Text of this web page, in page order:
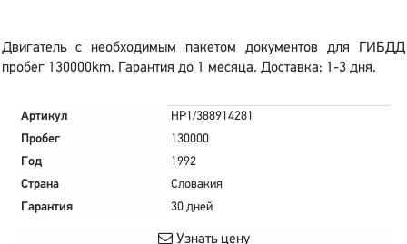
Двигатель с необходимым пакетом документов для ГИБДД
пробег 130000km. Гарантия до 1 месяца. Доставка: 1-3 дня.
Артикул
HP1/388914281
Пробег
130000
Год
1992
Страна
Словакия
Гарантия
30 дней
Узнать цену